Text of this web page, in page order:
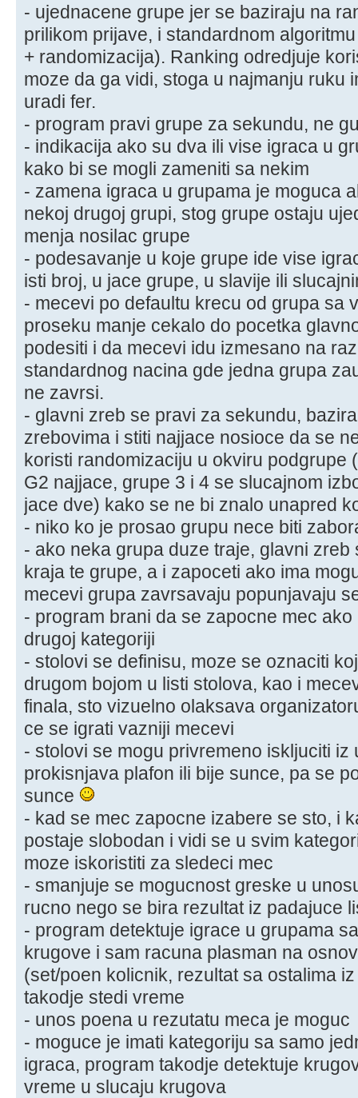
- ujednacene grupe jer se baziraju na
prilikom prijave, i standardnom
+ randomizacija). Ranking odredjuje
moze da ga vidi, stoga u najmanju ruku
uradi fer.
- program pravi grupe za sekundu, ne
- indikacija ako su dva ili vise igraca u
kako bi se mogli zameniti sa nekim
- zamena igraca u grupama je moguca
nekoj drugoj grupi, stog grupe ostaju
menja nosilac grupe
- podesavanje u koje grupe ide vise
isti broj, u jace grupe, u slavije ili
- mecevi po defaultu krecu od grupa sa
proseku manje cekalo do pocetka
podesiti i da mecevi idu izmesano na
standardnog nacina gde jedna grupa
ne zavrsi.
- glavni zreb se pravi za sekundu,
zrebovima i stiti najjace nosioce da se
koristi randomizaciju u okviru podgrupe
G2 najjace, grupe 3 i 4 se slucajnom
jace dve) kako se ne bi znalo unapred
- niko ko je prosao grupu nece biti
- ako neka grupa duze traje, glavni zreb
kraja te grupe, a i zapoceti ako ima
mecevi grupa zavrsavaju popunjavaju
- program brani da se zapocne mec
drugoj kategoriji
- stolovi se definisu, moze se oznaciti
drugom bojom u listi stolova, kao i
finala, sto vizuelno olaksava
ce se igrati vazniji mecevi
- stolovi se mogu privremeno iskljuciti iz
prokisnjava plafon ili bije sunce, pa se
sunce
- kad se mec zapocne izabere se sto, i
postaje slobodan i vidi se u svim
moze iskoristiti za sledeci mec
- smanjuje se mogucnost greske u
rucno nego se bira rezultat iz padajuce
- program detektuje igrace u grupama
krugove i sam racuna plasman na
(set/poen kolicnik, rezultat sa ostalima
takodje stedi vreme
- unos poena u rezutatu meca je moguc
- moguce je imati kategoriju sa samo
igraca, program takodje detektuje
vreme u slucaju krugova